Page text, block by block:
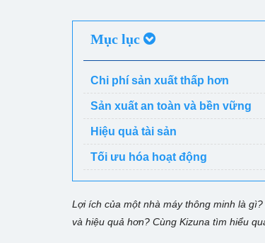
Mục lục
Chi phí sản xuất thấp hơn
Sản xuất an toàn và bền vững
Hiệu quả tài sản
Tối ưu hóa hoạt động
Lợi ích của một nhà máy thông minh là
và hiệu quả hơn? Cùng Kizuna tìm hiểu